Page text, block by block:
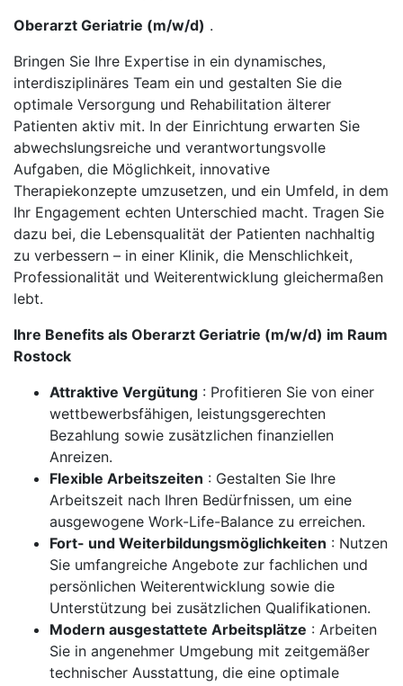
Oberarzt Geriatrie (m/w/d) .
Bringen Sie Ihre Expertise in ein dynamisches,
interdisziplinäres Team ein und gestalten Sie die
optimale Versorgung und Rehabilitation älterer
Patienten aktiv mit. In der Einrichtung erwarten Sie
abwechslungsreiche und verantwortungsvolle
Aufgaben, die Möglichkeit, innovative
Therapiekonzepte umzusetzen, und ein Umfeld, in dem
Ihr Engagement echten Unterschied macht. Tragen Sie
dazu bei, die Lebensqualität der Patienten nachhaltig
zu verbessern – in einer Klinik, die Menschlichkeit,
Professionalität und Weiterentwicklung gleichermaßen
lebt.
Ihre Benefits als Oberarzt Geriatrie (m/w/d) im Raum
Rostock
Attraktive Vergütung : Profitieren Sie von einer
wettbewerbsfähigen, leistungsgerechten
Bezahlung sowie zusätzlichen finanziellen
Anreizen.
Flexible Arbeitszeiten : Gestalten Sie Ihre
Arbeitszeit nach Ihren Bedürfnissen, um eine
ausgewogene Work-Life-Balance zu erreichen.
Fort- und Weiterbildungsmöglichkeiten : Nutzen
Sie umfangreiche Angebote zur fachlichen und
persönlichen Weiterentwicklung sowie die
Unterstützung bei zusätzlichen Qualifikationen.
Modern ausgestattete Arbeitsplätze : Arbeiten
Sie in angenehmer Umgebung mit zeitgemäßer
technischer Ausstattung, die eine optimale